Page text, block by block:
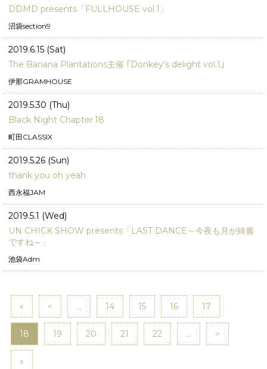
DDMD presents「FULLHOUSE vol.1」
沼袋section9
2019.6.15 (Sat)
The Banana Plantations主催 ｢Donkey's delight vol.1｣
伊那GRAMHOUSE
2019.5.30 (Thu)
Black Night Chapter.18
町田CLASSIX
2019.5.26 (Sun)
thank you oh yeah
西永福JAM
2019.5.1 (Wed)
UN CHICK SHOW presents「LAST DANCE～今夜も月が綺麗
ですね～」
池袋Adm
« < ... 14 15 16 17
18 19 20 21 22 ... >
»